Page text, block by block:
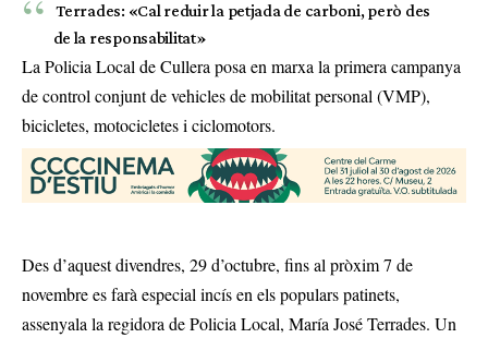
Terrades: «Cal reduir la petjada de carboni, però des
de la responsabilitat»
La Policia Local de Cullera posa en marxa la primera campanya
de control conjunt de vehicles de mobilitat personal (VMP),
bicicletes, motocicletes i ciclomotors.
Des d’aquest divendres, 29 d’octubre, fins al pròxim 7 de
novembre es farà especial incís en els populars patinets,
assenyala la regidora de Policia Local, María José Terrades. Un